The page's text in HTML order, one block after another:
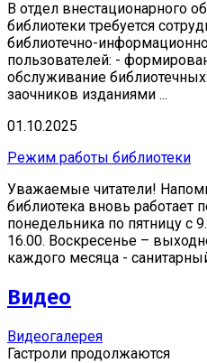
В отдел внестационарного
библиотеки требуется
библиотечно-
пользователей: -
обслуживание библиотечных
заочников изданиями ...
01.10.2025
Режим работы библиотеки
Уважаемые читатели!
библиотека вновь работает
понедельника по пятницу с
16.00. Воскресенье –
каждого месяца -
Видео
Видеогалерея
Гастроли продолжаются